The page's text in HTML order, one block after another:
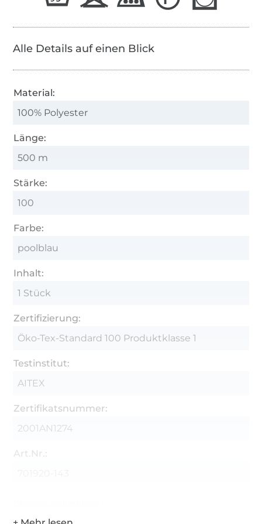
Alle Details auf einen Blick
Material:
100% Polyester
Länge:
500 m
Stärke:
100
Farbe:
poolblau
Inhalt:
1 Stück
Zertifizierung:
Öko-Tex-Standard 100 Produktklasse 1
Testinstitut:
AITEX
Zertifikatsnummer:
2001AN1274
Art.Nr.: